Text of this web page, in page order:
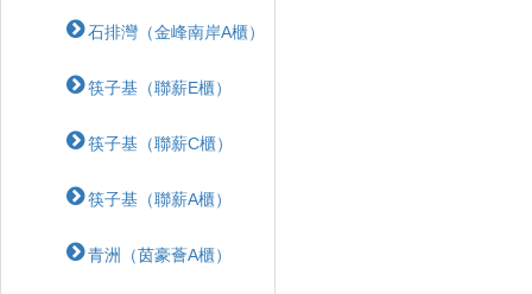
石排灣（金峰南岸A櫃）
筷子基（聯薪E櫃）
筷子基（聯薪C櫃）
筷子基（聯薪A櫃）
青洲（茵豪薈A櫃）